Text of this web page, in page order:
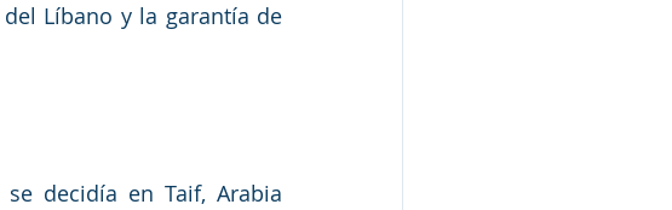
Líbano y la garantía de
decidía en Taif, Arabia